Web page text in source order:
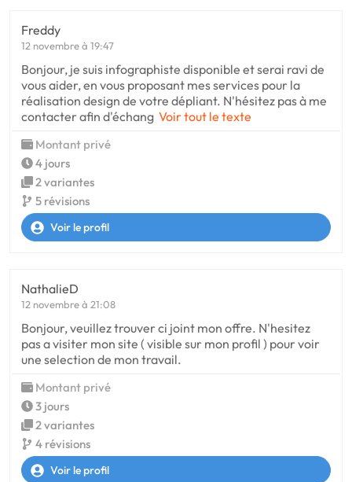
Freddy
12 novembre à 19:47
Bonjour, je suis infographiste disponible et serai ravi de
vous aider, en vous proposant mes services pour la
réalisation design de votre dépliant. N'hésitez pas à me
contacter afin d'échang Voir tout le texte
Montant privé
4 jours
2 variantes
5 révisions
Voir le profil
NathalieD
12 novembre à 21:08
Bonjour, veuillez trouver ci joint mon offre. N'hesitez
pas a visiter mon site ( visible sur mon profil ) pour voir
une selection de mon travail.
Montant privé
3 jours
2 variantes
4 révisions
Voir le profil